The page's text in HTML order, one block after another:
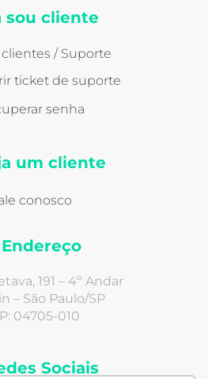
sou cliente
/ Suporte
ticket de suporte
senha
um cliente
conosco
Endereço
191 – 4º Andar
– São Paulo/SP
04705-010
Sociais